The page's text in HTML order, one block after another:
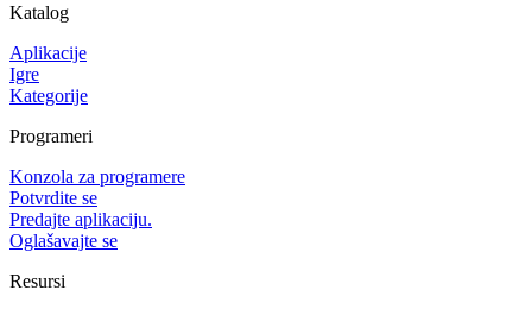
Katalog
Aplikacije
Igre
Kategorije
Programeri
Konzola za programere
Potvrdite se
Predajte aplikaciju.
Oglašavajte se
Resursi